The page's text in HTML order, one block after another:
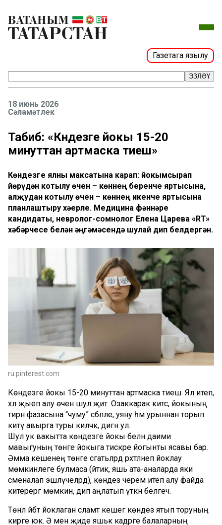
Газетага язылу
ЭЗЛӘҮ
18 июнь 2026
Сәламәтлек
Табиб: «Көндезге йокы 15-20
минуттан артмаска тиеш»
Көндезге ялны максатына карап: йокымсырап
йөрүдән котылу өчен – көннең беренче яртысына,
алҗудан котылу өчен – көннең икенче яртысына
планлаштыру хәерле. Медицина фәннәре
кандидаты, невролог-сомнолог Елена Царева «RT»
хәбәрчесе белән әңгәмәсендә шулай дип белдергән.
ru.pinterest.com
Көндезге йокы 15-20 минуттан артмаска тиеш. Ял итеп,
хәл җыеп алу өчен шул җитә. Озаккарак китсә, йокының
тирән фазасына “чуму” сәбәпле, уяну һәм урыннан торып
китү авырга туры киләчәк, дигән ул.
Шул ук вакытта көндезге йокы белән даими
мавыгуның төнге йокыга тискәре йогынты ясавы бар.
Әмма кешенең төнге сәгатьләрдә рәхәтләнеп йоклау
мөмкинлеге булмаса (әйтик, яшь ата-аналарда яки
сменалап эшләүчеләрдә), көндез черем итеп алу файда
китерергә мөмкин, дип аңлатып үткән белгеч.
Төнлә әйбәт йоклаган сәламәт кешегә көндез ятып торуның
кирәге юк. Ә менә җиде яшькә кадәрге балаларның